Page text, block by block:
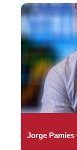
Jorge Pamíes